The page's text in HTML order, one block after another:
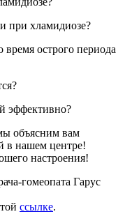
при хламидиозе?
острого периода
эффективно?
объясним вам
в нашем центре!
настроения!
гомеопата Гарус
ссылке.